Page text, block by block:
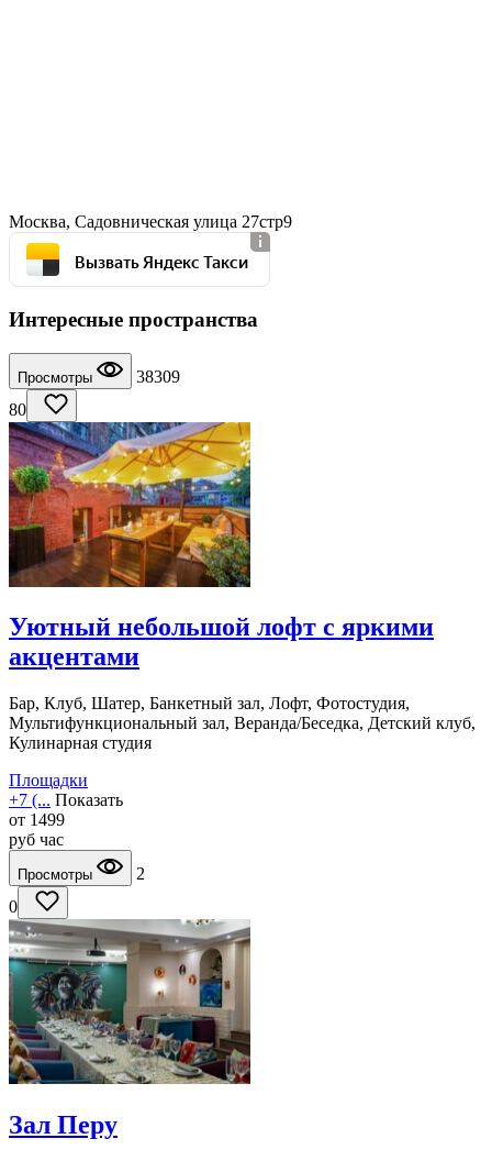
Москва, Садовническая улица 27стр9
Вызвать Яндекс Такси
Интересные пространства
Просмотры
38309
80
Уютный небольшой лофт с яркими
акцентами
Бар, Клуб, Шатер, Банкетный зал, Лофт, Фотостудия,
Мультифункциональный зал, Веранда/Беседка, Детский клуб,
Кулинарная студия
Площадки
+7 (... Показать
от 1499
руб час
Просмотры
2
0
Зал Перу